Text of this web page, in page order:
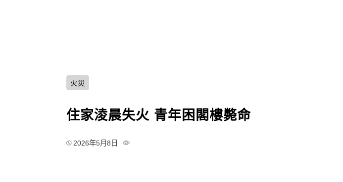
火災
住家淩晨失火 青年困閣樓斃命
2026年5月8日